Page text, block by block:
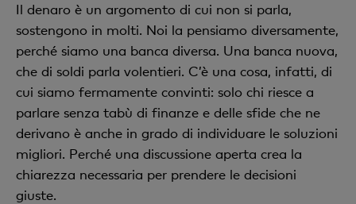
Il denaro è un argomento di cui non si parla,
sostengono in molti. Noi la pensiamo diversamente,
perché siamo una banca diversa. Una banca nuova,
che di soldi parla volentieri. C’è una cosa, infatti, di
cui siamo fermamente convinti: solo chi riesce a
parlare senza tabù di finanze e delle sfide che ne
derivano è anche in grado di individuare le soluzioni
migliori. Perché una discussione aperta crea la
chiarezza necessaria per prendere le decisioni
giuste.